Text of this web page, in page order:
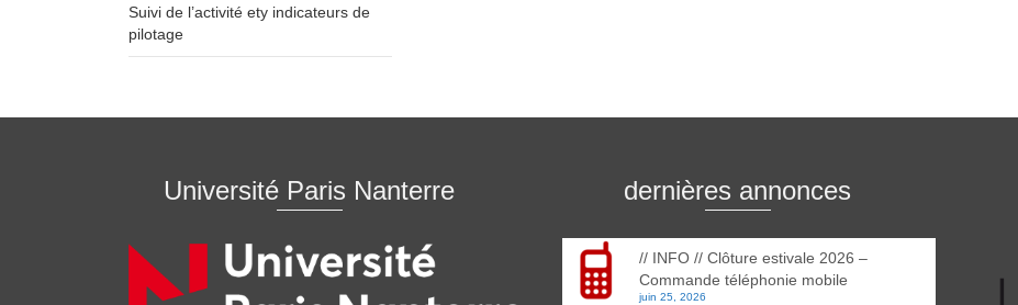
Suivi de l’activité ety indicateurs de
pilotage
Université Paris Nanterre dernières annonces
// INFO // Clôture estivale 2026 –
Commande téléphonie mobile
juin 25, 2026